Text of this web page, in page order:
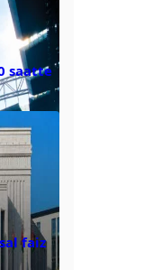
saatte
faiz